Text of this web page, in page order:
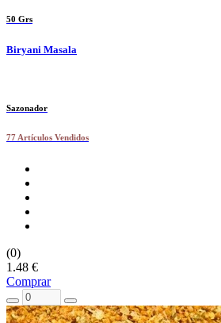
50 Grs
Biryani Masala
Sazonador
77 Artículos Vendidos
(0)
1.48 €
Comprar